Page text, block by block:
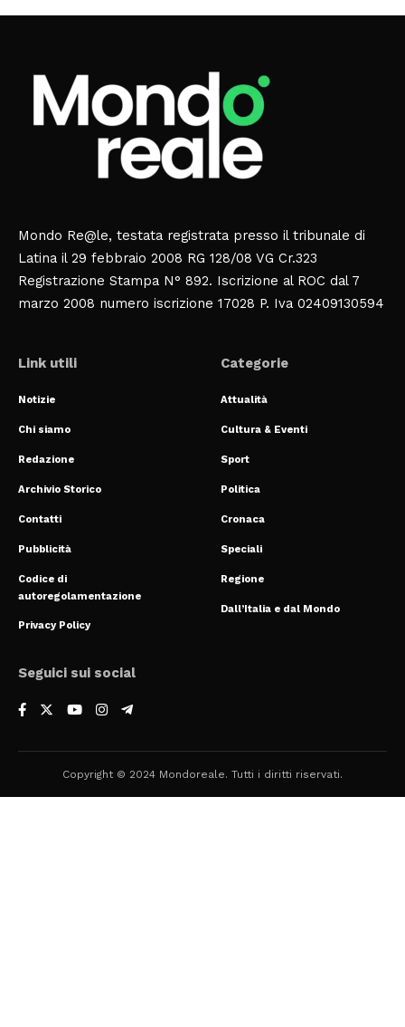
Mondo Re@le, testata registrata presso il tribunale di
Latina il 29 febbraio 2008 RG 128/08 VG Cr.323
Registrazione Stampa N° 892. Iscrizione al ROC dal 7
marzo 2008 numero iscrizione 17028 P. Iva 02409130594
Link utili
Notizie
Chi siamo
Redazione
Archivio Storico
Contatti
Pubblicità
Codice di
autoregolamentazione
Privacy Policy
Categorie
Attualità
Cultura & Eventi
Sport
Politica
Cronaca
Speciali
Regione
Dall’Italia e dal Mondo
Seguici sui social
Copyright © 2024 Mondoreale. Tutti i diritti riservati.